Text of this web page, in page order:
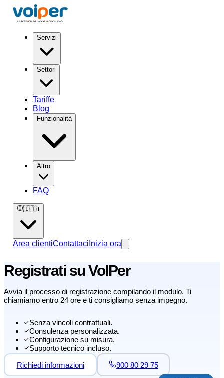
Servizi
Settori
Tariffe
Blog
Funzionalità
Altro
FAQ
🇮🇹it
Area clientiContattaci Inizia ora
Registrati su VoIPer
Avvia il processo di registrazione compilando il modulo. Ti
chiamiamo entro 24 ore e ti consigliamo senza impegno.
Senza vincoli contrattuali.
Consulenza personalizzata.
Configurazione su misura.
Supporto tecnico incluso.
Richiedi informazioni
900 80 29 75